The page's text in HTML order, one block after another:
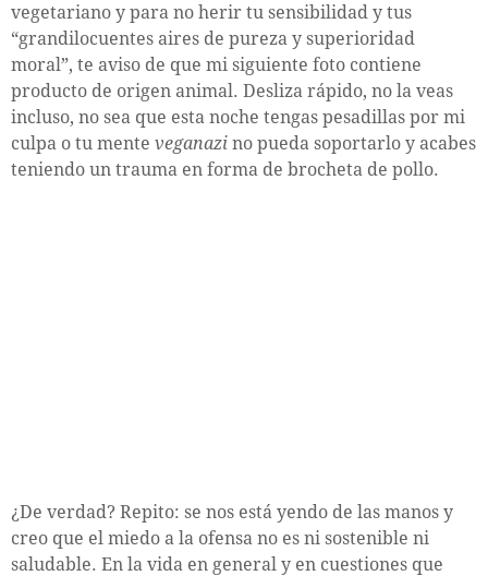
vegetariano y para no herir tu sensibilidad y tus
“grandilocuentes aires de pureza y superioridad
moral”, te aviso de que mi siguiente foto contiene
producto de origen animal. Desliza rápido, no la veas
incluso, no sea que esta noche tengas pesadillas por mi
culpa o tu mente veganazi no pueda soportarlo y acabes
teniendo un trauma en forma de brocheta de pollo.
¿De verdad? Repito: se nos está yendo de las manos y
creo que el miedo a la ofensa no es ni sostenible ni
saludable. En la vida en general y en cuestiones que